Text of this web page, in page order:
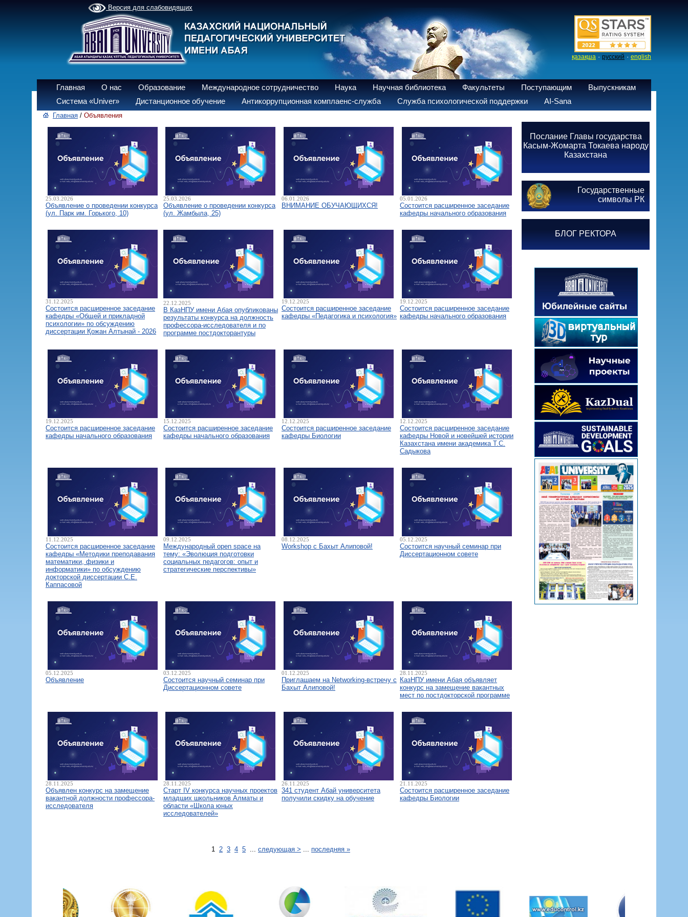
Версия для слабовидящих
қазақша · русский · english
Главная О нас Образование Международное сотрудничество Наука Научная библиотека Факультеты Поступающим
Выпускникам
Система «Univer»
Дистанционное обучение Антикоррупционная комплаенс-служба Служба психологической поддержки AI-Sana
Главная / Объявления
25.03.2026
Объявление о проведении конкурса
(ул. Парк им. Горького, 10)
25.03.2026
Объявление о проведении конкурса
(ул. Жамбыла, 25)
06.01.2026
ВНИМАНИЕ ОБУЧАЮЩИХСЯ!
05.01.2026
Состоится расширенное заседание
кафедры начального образования
31.12.2025
Состоится расширенное заседание
кафедры «Общей и прикладной
психологии» по обсуждению
диссертации Қожан Алтынай - 2026
22.12.2025
В КазНПУ имени Абая опубликованы
результаты конкурса на должность
профессора-исследователя и по
программе постдокторантуры
19.12.2025
Состоится расширенное заседание
кафедры «Педагогика и психология»
19.12.2025
Состоится расширенное заседание
кафедры начального образования
19.12.2025
Состоится расширенное заседание
кафедры начального образования
15.12.2025
Состоится расширенное заседание
кафедры начального образования
12.12.2025
Состоится расширенное заседание
кафедры Биологии
12.12.2025
Состоится расширенное заседание
кафедры Новой и новейшей истории
Казахстана имени академика Т.С.
Садыкова
11.12.2025
Состоится расширенное заседание
кафедры «Методики преподавания
математики, физики и
информатики» по обсуждению
докторской диссертации С.Е.
Каппасовой
09.12.2025
Международный open space на
тему: «Эволюция подготовки
социальных педагогов: опыт и
стратегические перспективы»
08.12.2025
Workshop с Бахыт Алиповой!
05.12.2025
Состоится научный семинар при
Диссертационном совете
05.12.2025
Объявление
03.12.2025
Состоится научный семинар при
Диссертационном совете
01.12.2025
Приглашаем на Networking-встречу с
Бахыт Алиповой!
28.11.2025
КазНПУ имени Абая объявляет
конкурс на замещение вакантных
мест по постдокторской программе
28.11.2025
Объявлен конкурс на замещение
вакантной должности профессора-
исследователя
28.11.2025
Старт IV конкурса научных проектов
младших школьников Алматы и
области «Школа юных
исследователей»
26.11.2025
341 студент Абай университета
получили скидку на обучение
21.11.2025
Состоится расширенное заседание
кафедры Биологии
1 2 3 4 5 ... следующая > ... последняя »
Послание Главы государства
Касым-Жомарта Токаева народу
Казахстана
Государственные
символы РК
БЛОГ РЕКТОРА